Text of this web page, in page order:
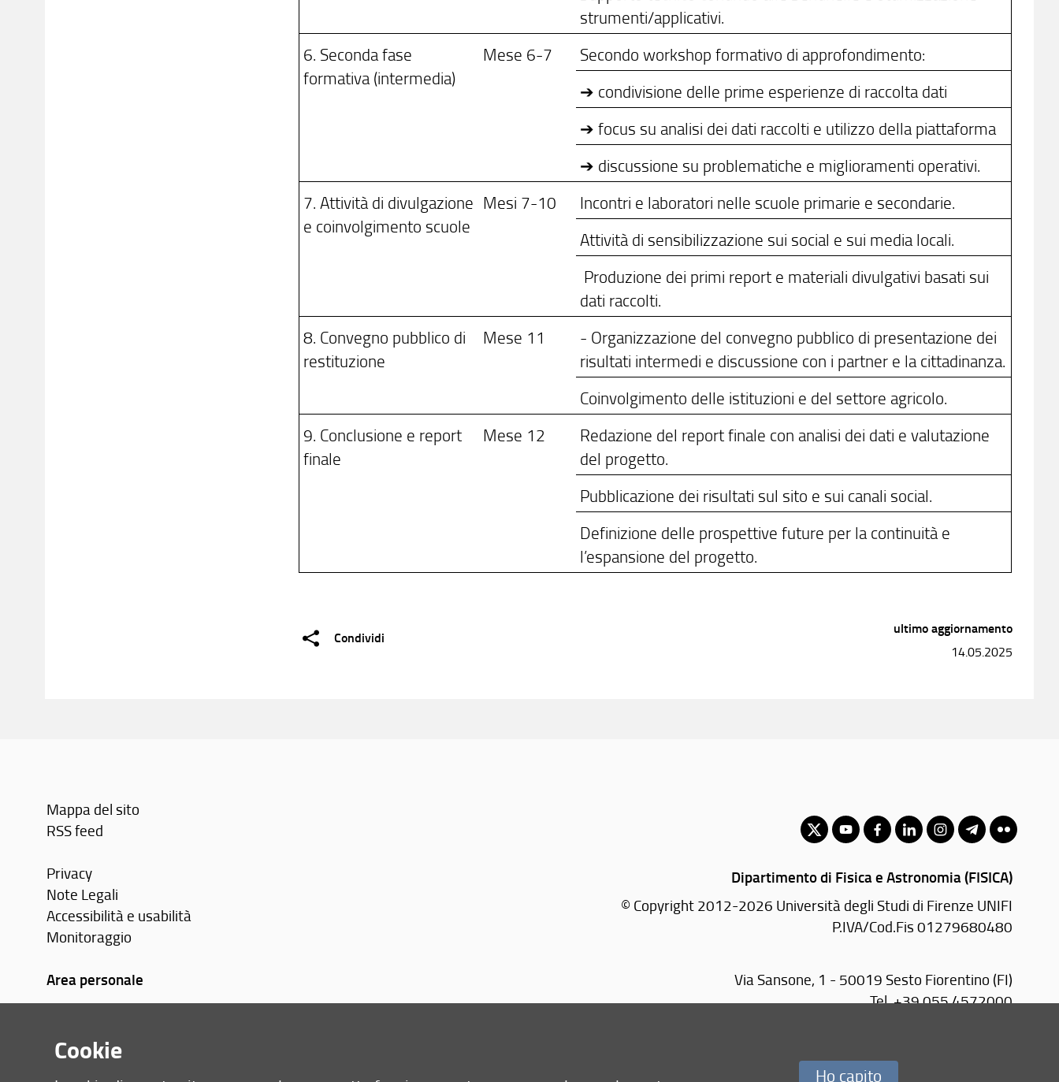
strumenti/applicativi.
6. Seconda fase
formativa (intermedia)
Mese 6-7
Secondo workshop formativo di approfondimento:
➔ condivisione delle prime esperienze di raccolta dati
➔ focus su analisi dei dati raccolti e utilizzo della piattaforma
➔ discussione su problematiche e miglioramenti operativi.
7. Attività di divulgazione
e coinvolgimento scuole
Mesi 7-10
Incontri e laboratori nelle scuole primarie e secondarie.
Attività di sensibilizzazione sui social e sui media locali.
Produzione dei primi report e materiali divulgativi basati sui
dati raccolti.
8. Convegno pubblico di
restituzione
Mese 11
- Organizzazione del convegno pubblico di presentazione dei
risultati intermedi e discussione con i partner e la cittadinanza.
Coinvolgimento delle istituzioni e del settore agricolo.
9. Conclusione e report
finale
Mese 12
Redazione del report finale con analisi dei dati e valutazione
del progetto.
Pubblicazione dei risultati sul sito e sui canali social.
Definizione delle prospettive future per la continuità e
l’espansione del progetto.
Condividi
ultimo aggiornamento
14.05.2025
Mappa del sito
RSS feed
Privacy
Note Legali
Accessibilità e usabilità
Monitoraggio
Area personale
Dipartimento di Fisica e Astronomia (FISICA)
© Copyright 2012-2026 Università degli Studi di Firenze UNIFI
P.IVA/Cod.Fis 01279680480
Via Sansone, 1 - 50019 Sesto Fiorentino (FI)
Tel.+39 055 4572000
webstaff:paginaweb(AT)fisica.unifi.it
Cookie
Ho capito